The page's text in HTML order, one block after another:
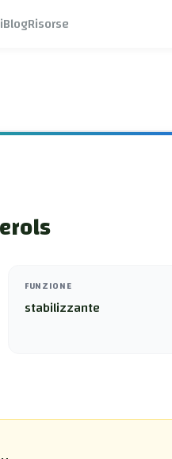
BlogRisorse
FUNZIONE
stabilizzante